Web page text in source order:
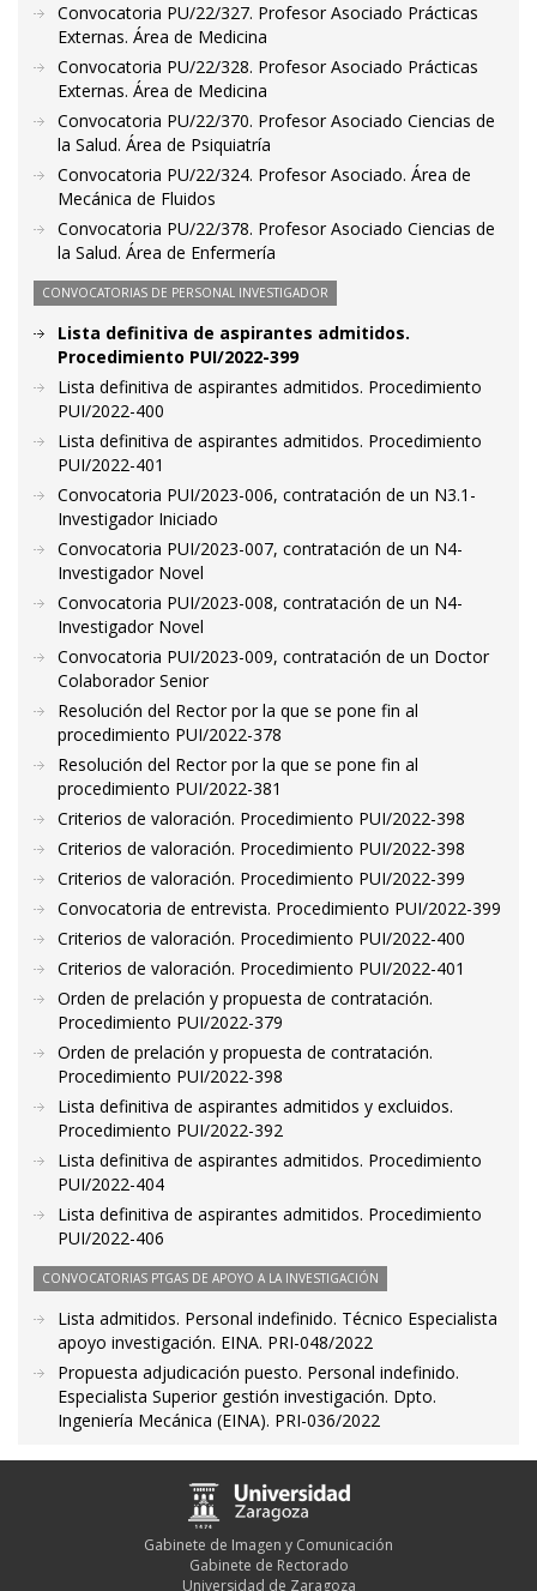
Convocatoria PU/22/327. Profesor Asociado Prácticas
Externas. Área de Medicina
Convocatoria PU/22/328. Profesor Asociado Prácticas
Externas. Área de Medicina
Convocatoria PU/22/370. Profesor Asociado Ciencias de
la Salud. Área de Psiquiatría
Convocatoria PU/22/324. Profesor Asociado. Área de
Mecánica de Fluidos
Convocatoria PU/22/378. Profesor Asociado Ciencias de
la Salud. Área de Enfermería
CONVOCATORIAS DE PERSONAL INVESTIGADOR
Lista definitiva de aspirantes admitidos.
Procedimiento PUI/2022-399
Lista definitiva de aspirantes admitidos. Procedimiento
PUI/2022-400
Lista definitiva de aspirantes admitidos. Procedimiento
PUI/2022-401
Convocatoria PUI/2023-006, contratación de un N3.1-
Investigador Iniciado
Convocatoria PUI/2023-007, contratación de un N4-
Investigador Novel
Convocatoria PUI/2023-008, contratación de un N4-
Investigador Novel
Convocatoria PUI/2023-009, contratación de un Doctor
Colaborador Senior
Resolución del Rector por la que se pone fin al
procedimiento PUI/2022-378
Resolución del Rector por la que se pone fin al
procedimiento PUI/2022-381
Criterios de valoración. Procedimiento PUI/2022-398
Criterios de valoración. Procedimiento PUI/2022-398
Criterios de valoración. Procedimiento PUI/2022-399
Convocatoria de entrevista. Procedimiento PUI/2022-399
Criterios de valoración. Procedimiento PUI/2022-400
Criterios de valoración. Procedimiento PUI/2022-401
Orden de prelación y propuesta de contratación.
Procedimiento PUI/2022-379
Orden de prelación y propuesta de contratación.
Procedimiento PUI/2022-398
Lista definitiva de aspirantes admitidos y excluidos.
Procedimiento PUI/2022-392
Lista definitiva de aspirantes admitidos. Procedimiento
PUI/2022-404
Lista definitiva de aspirantes admitidos. Procedimiento
PUI/2022-406
CONVOCATORIAS PTGAS DE APOYO A LA INVESTIGACIÓN
Lista admitidos. Personal indefinido. Técnico Especialista
apoyo investigación. EINA. PRI-048/2022
Propuesta adjudicación puesto. Personal indefinido.
Especialista Superior gestión investigación. Dpto.
Ingeniería Mecánica (EINA). PRI-036/2022
Gabinete de Imagen y Comunicación
Gabinete de Rectorado
Universidad de Zaragoza